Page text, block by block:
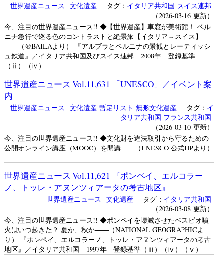
世界遺産ニュース 文化遺産タグ： イタリア共和国 スイス連邦
（2026-03-16 更新）
今、注目の世界遺産ニュース!! ◆【世界遺産】車窓が美術館！ ベル
ニナ急行で巡る色のコントラストと絶景旅【イタリア⇔スイス】
――（@BAILAより） 『アルブラとベルニナの景観とレーティッシ
ュ鉄道』／イタリア共和国及びスイス連邦 2008年 登録基準
（ⅱ）（ⅳ）
世界遺産ニュース Vol.11,631 「UNESCO」／イベント案
内
世界遺産ニュース 文化遺産 暫定リスト 無形文化遺産タグ： イ
タリア共和国 フランス共和国
（2026-03-10 更新）
今、注目の世界遺産ニュース!! ◆文化財を違法取引から守るための
公開オンライン講座（MOOC）を開講――（UNESCO 公式HPより）
世界遺産ニュース Vol.11,621 『ポンペイ、エルコラー
ノ、トッレ・アヌンツィアータの考古地区』
世界遺産ニュース 文化遺産タグ： イタリア共和国
（2026-03-08 更新）
今、注目の世界遺産ニュース!! ◆ポンペイを壊滅させたベスビオ噴
火はいつ起きた？ 夏か、秋か――（NATIONAL GEOGRAPHICよ
り） 『ポンペイ、エルコラーノ、トッレ・アヌンツィアータの考古
地区』／イタリア共和国 1997年 登録基準（ⅲ）（ⅳ）（ⅴ）